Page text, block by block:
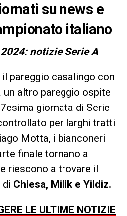
su news e
italiano
notizie Serie A
il pareggio casalingo con
un altro pareggio ospite
giornata di Serie
per larghi tratti
Motta, i bianconeri
finale tornano a
riescono a trovare il
di Chiesa, Milik e Yildiz.
LE ULTIME NOTIZIE